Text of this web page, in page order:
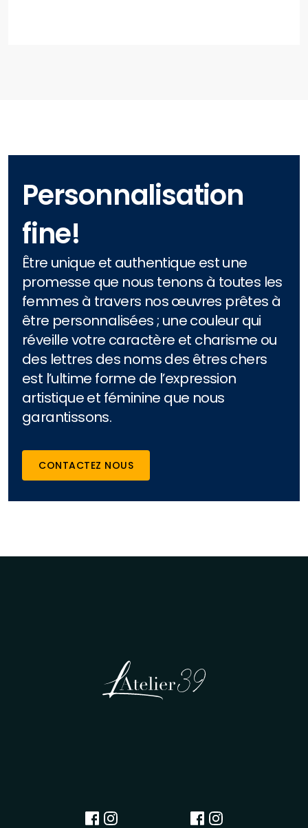
Personnalisation
fine!
Être unique et authentique est une
promesse que nous tenons à toutes les
femmes à travers nos œuvres prêtes à
être personnalisées ; une couleur qui
réveille votre caractère et charisme ou
des lettres des noms des êtres chers
est l’ultime forme de l’expression
artistique et féminine que nous
garantissons.
CONTACTEZ NOUS